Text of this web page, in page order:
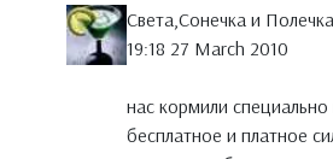
Света,Сонечка и Полечка
19:18 27 March 2010
нас кормили
бесплатное и платное